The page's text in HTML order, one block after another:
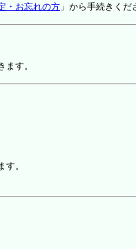
・お忘れの方 」から手続きくだ
ます。
。